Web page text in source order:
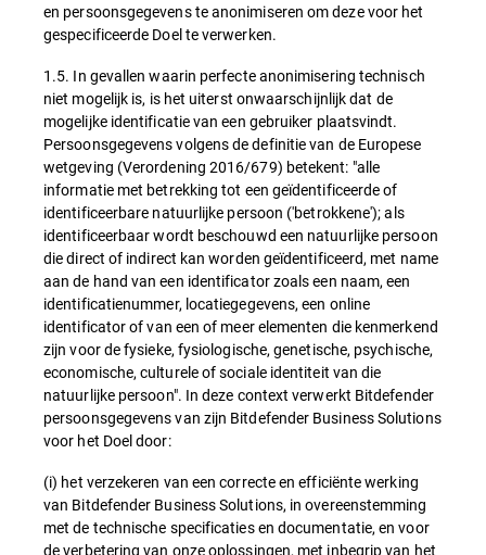
en persoonsgegevens te anonimiseren om deze voor het
gespecificeerde Doel te verwerken.
1.5. In gevallen waarin perfecte anonimisering technisch
niet mogelijk is, is het uiterst onwaarschijnlijk dat de
mogelijke identificatie van een gebruiker plaatsvindt.
Persoonsgegevens volgens de definitie van de Europese
wetgeving (Verordening 2016/679) betekent: "alle
informatie met betrekking tot een geïdentificeerde of
identificeerbare natuurlijke persoon ('betrokkene'); als
identificeerbaar wordt beschouwd een natuurlijke persoon
die direct of indirect kan worden geïdentificeerd, met name
aan de hand van een identificator zoals een naam, een
identificatienummer, locatiegegevens, een online
identificator of van een of meer elementen die kenmerkend
zijn voor de fysieke, fysiologische, genetische, psychische,
economische, culturele of sociale identiteit van die
natuurlijke persoon". In deze context verwerkt Bitdefender
persoonsgegevens van zijn Bitdefender Business Solutions
voor het Doel door:
(i) het verzekeren van een correcte en efficiënte werking
van Bitdefender Business Solutions, in overeenstemming
met de technische specificaties en documentatie, en voor
de verbetering van onze oplossingen, met inbegrip van het